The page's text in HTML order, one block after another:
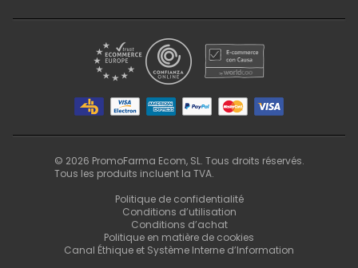
© 2026 PromoFarma Ecom, SL. Tous droits réservés.
Tous les produits incluent la TVA.
Politique de confidentialité
Conditions d’utilisation
Conditions d’achat
Politique en matière de cookies
Canal Éthique et Système Interne d’Information